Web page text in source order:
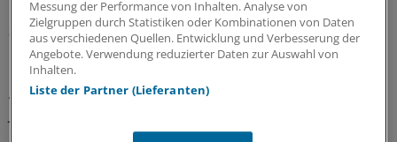
Prüfungsphasen besser den jeweiligen Lernphasen
zugeordnet werden.
Künftig wird der schriftliche Teil des bisherigen Zweiten
Abschnitts der Ärztlichen Prüfung vor das Praktische
Messung der Performance von Inhalten. Analyse von
Zielgruppen durch Statistiken oder Kombinationen von Daten
aus verschiedenen Quellen. Entwicklung und Verbesserung der
Angebote. Verwendung reduzierter Daten zur Auswahl von
Inhalten.
Liste der Partner (Lieferanten)